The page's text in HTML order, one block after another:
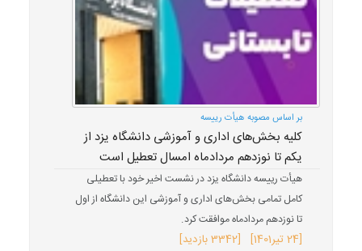
بر اساس مصوبه هیأت رییسه
کلیه بخش‌های اداری و آموزشی دانشگاه یزد از
یکم تا نوزدهم مردادماه امسال تعطیل است
هیأت رییسه دانشگاه یزد در نشست اخیر خود با تعطیلی
کامل تمامی بخش‌های اداری و آموزشی این دانشگاه از اول
تا نوزدهم مردادماه موافقت کرد.
[24 تیر 1401] [3342 بازدید]